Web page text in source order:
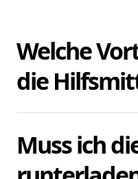
Welche
die
Ihnen, dringend
und Hilfsmittel
Muss ich